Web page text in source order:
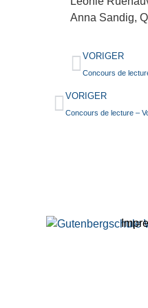
Anna Sandig,
VORIGER
Concours de
VORIGER
Concours de lecture –